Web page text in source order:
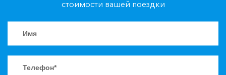
стоимости вашей поездки